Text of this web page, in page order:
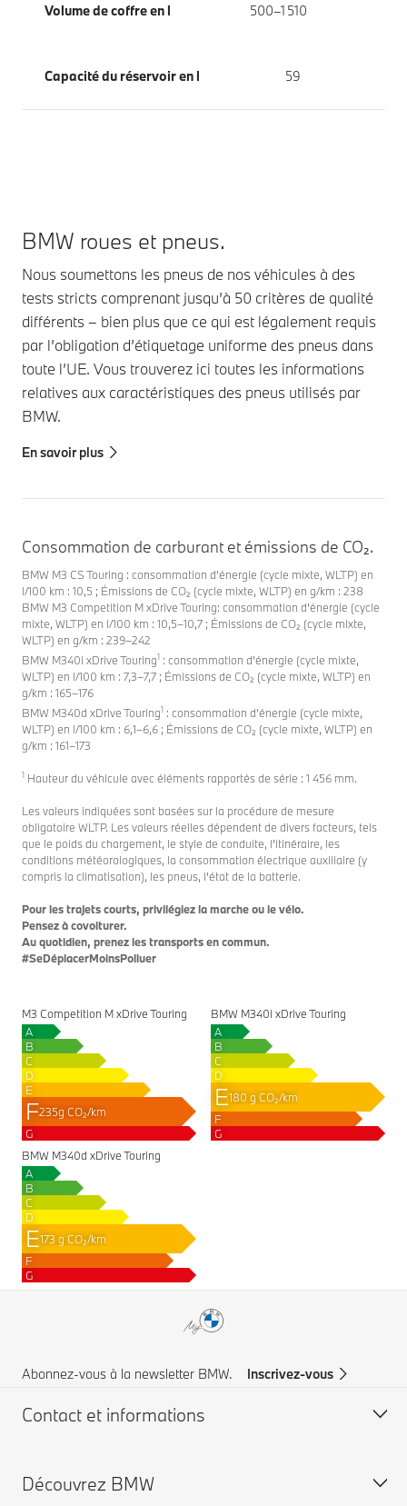
Volume de coffre en l 500–1 510
Capacité du réservoir en l 59
BMW roues et pneus.
Nous soumettons les pneus de nos véhicules à des
tests stricts comprenant jusqu’à 50 critères de qualité
différents – bien plus que ce qui est légalement requis
par l’obligation d’étiquetage uniforme des pneus dans
toute l’UE. Vous trouverez ici toutes les informations
relatives aux caractéristiques des pneus utilisés par
BMW.
En savoir plus
Consommation de carburant et émissions de CO₂.
BMW M3 CS Touring : consommation d'énergie (cycle mixte, WLTP) en
l/100 km : 10,5 ; Émissions de CO₂ (cycle mixte, WLTP) en g/km : 238
BMW M3 Competition M xDrive Touring: consommation d'énergie (cycle
mixte, WLTP) en l/100 km : 10,5–10,7 ; Émissions de CO₂ (cycle mixte,
WLTP) en g/km : 239–242
BMW M340i xDrive Touring1 : consommation d'énergie (cycle mixte,
WLTP) en l/100 km : 7,3–7,7 ; Émissions de CO₂ (cycle mixte, WLTP) en
g/km : 165–176
BMW M340d xDrive Touring1 : consommation d'énergie (cycle mixte,
WLTP) en l/100 km : 6,1–6,6 ; Émissions de CO₂ (cycle mixte, WLTP) en
g/km : 161–173
1 Hauteur du véhicule avec éléments rapportés de série : 1 456 mm.
Les valeurs indiquées sont basées sur la procédure de mesure
obligatoire WLTP. Les valeurs réelles dépendent de divers facteurs, tels
que le poids du chargement, le style de conduite, l'itinéraire, les
conditions météorologiques, la consommation électrique auxiliaire (y
compris la climatisation), les pneus, l'état de la batterie.
Pour les trajets courts, privilégiez la marche ou le vélo.
Pensez à covoiturer.
Au quotidien, prenez les transports en commun.
#SeDéplacerMoinsPolluer
M3 Competition M xDrive Touring
A
B
C
D
E
F235g CO₂/km
G
BMW M340i xDrive Touring
A
B
C
D
E180 g CO₂/km
F
G
BMW M340d xDrive Touring
A
B
C
D
E173 g CO₂/km
F
G
Abonnez-vous à la newsletter BMW. Inscrivez-vous
Contact et informations
Service à la clientèle
Découvrez BMW